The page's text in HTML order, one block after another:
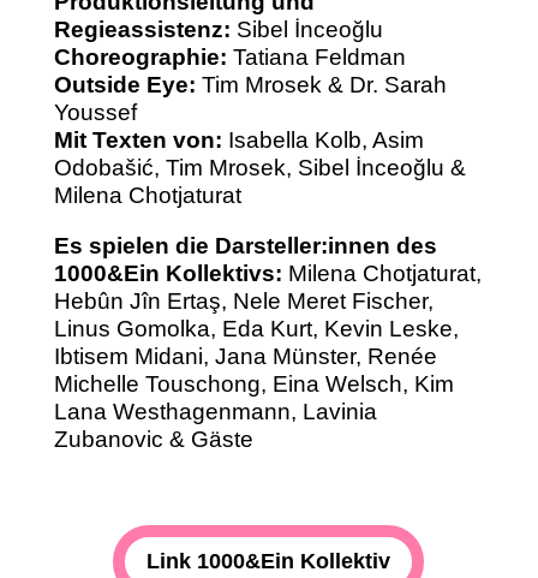
Regieassistenz: Sibel İnceoğlu
Choreographie: Tatiana Feldman
Outside Eye: Tim Mrosek & Dr. Sarah
Youssef
Mit Texten von: Isabella Kolb, Asim
Odobašić, Tim Mrosek, Sibel İnceoğlu &
Milena Chotjaturat
Es spielen die Darsteller:innen des
1000&Ein Kollektivs: Milena Chotjaturat,
Hebûn Jîn Ertaş, Nele Meret Fischer,
Linus Gomolka, Eda Kurt, Kevin Leske,
Ibtisem Midani, Jana Münster, Renée
Michelle Touschong, Eina Welsch, Kim
Lana Westhagenmann, Lavinia
Zubanovic & Gäste
Link 1000&Ein Kollektiv